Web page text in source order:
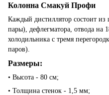
Колонна Смакуй Профи
Каждый дистиллятор состоит из
пары), дефлегматора, отвода на
холодильника с тремя
паров).
Размеры:
• Высота - 80 см;
• Толщина стенок - 1,5 мм;